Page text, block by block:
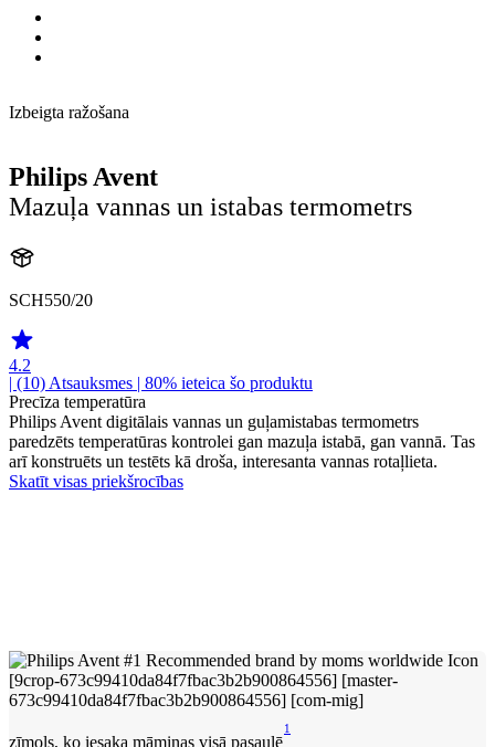
Izbeigta ražošana
Philips Avent
Mazuļa vannas un istabas termometrs
SCH550/20
4.2
| (10) Atsauksmes | 80% ieteica šo produktu
Precīza temperatūra
Philips Avent digitālais vannas un guļamistabas termometrs
paredzēts temperatūras kontrolei gan mazuļa istabā, gan vannā. Tas
arī konstruēts un testēts kā droša, interesanta vannas rotaļlieta.
Skatīt visas priekšrocības
zīmols, ko iesaka māmiņas visā pasaulē
1